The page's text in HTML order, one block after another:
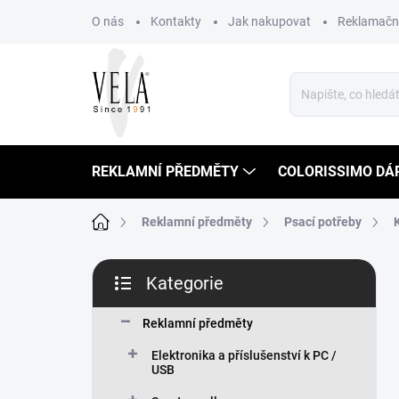
O nás Kontakty Jak nakupovat
REKLAMNÍ PŘEDMĚTY COLORISSIMO
Domů Reklamní předměty Psací potřeby
P
s
kategorie
Kategorie
Reklamní předměty
Elektronika a příslušenství k PC /
USB